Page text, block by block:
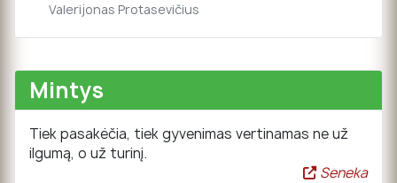
Valerijonas Protasevičius
Mintys
Tiek pasakėčia, tiek gyvenimas vertinamas ne už
ilgumą, o už turinį.
Seneka